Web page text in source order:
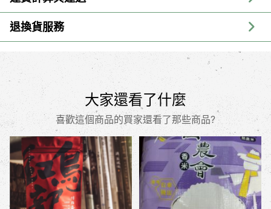
退換貨服務
大家還看了什麼
喜歡這個商品的買家還看了那些商品?